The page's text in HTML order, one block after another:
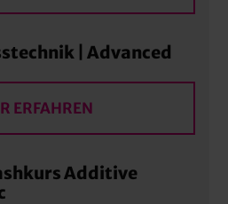
| Advanced
ERFAHREN
Additive